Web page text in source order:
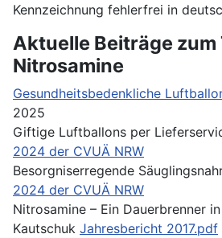
Kennzeichnung fehlerfrei in
Aktuelle Beiträge zum
Nitrosamine
Gesundheitsbedenkliche
2025
Giftige Luftballons per
2024 der CVUÄ NRW
Besorgniserregende
2024 der CVUÄ NRW
Nitrosamine – Ein Dauerbrenner
Kautschuk Jahresbericht 2017.pdf